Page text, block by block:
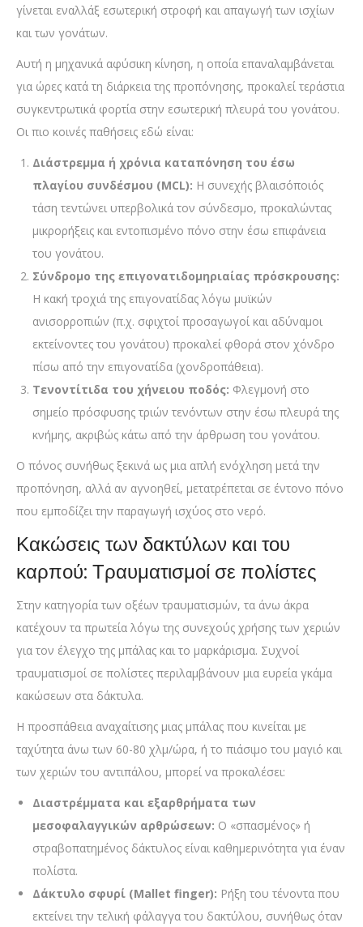
γίνεται εναλλάξ εσωτερική στροφή και απαγωγή των ισχίων
και των γονάτων.
Αυτή η μηχανικά αφύσικη κίνηση, η οποία επαναλαμβάνεται
για ώρες κατά τη διάρκεια της προπόνησης, προκαλεί τεράστια
συγκεντρωτικά φορτία στην εσωτερική πλευρά του γονάτου.
Οι πιο κοινές παθήσεις εδώ είναι:
Διάστρεμμα ή χρόνια καταπόνηση του έσω
πλαγίου συνδέσμου (MCL): Η συνεχής βλαισόποιός
τάση τεντώνει υπερβολικά τον σύνδεσμο, προκαλώντας
μικρορήξεις και εντοπισμένο πόνο στην έσω επιφάνεια
του γονάτου.
Σύνδρομο της επιγονατιδομηριαίας πρόσκρουσης:
Η κακή τροχιά της επιγονατίδας λόγω μυϊκών
ανισορροπιών (π.χ. σφιχτοί προσαγωγοί και αδύναμοι
εκτείνοντες του γονάτου) προκαλεί φθορά στον χόνδρο
πίσω από την επιγονατίδα (χονδροπάθεια).
Τενοντίτιδα του χήνειου ποδός: Φλεγμονή στο
σημείο πρόσφυσης τριών τενόντων στην έσω πλευρά της
κνήμης, ακριβώς κάτω από την άρθρωση του γονάτου.
Ο πόνος συνήθως ξεκινά ως μια απλή ενόχληση μετά την
προπόνηση, αλλά αν αγνοηθεί, μετατρέπεται σε έντονο πόνο
που εμποδίζει την παραγωγή ισχύος στο νερό.
Κακώσεις των δακτύλων και του
καρπού: Τραυματισμοί σε πολίστες
Στην κατηγορία των οξέων τραυματισμών, τα άνω άκρα
κατέχουν τα πρωτεία λόγω της συνεχούς χρήσης των χεριών
για τον έλεγχο της μπάλας και το μαρκάρισμα. Συχνοί
τραυματισμοί σε πολίστες περιλαμβάνουν μια ευρεία γκάμα
κακώσεων στα δάκτυλα.
Η προσπάθεια αναχαίτισης μιας μπάλας που κινείται με
ταχύτητα άνω των 60-80 χλμ/ώρα, ή το πιάσιμο του μαγιό και
των χεριών του αντιπάλου, μπορεί να προκαλέσει:
Διαστρέμματα και εξαρθρήματα των
μεσοφαλαγγικών αρθρώσεων: Ο «σπασμένος» ή
στραβοπατημένος δάκτυλος είναι καθημερινότητα για έναν
πολίστα.
Δάκτυλο σφυρί (Mallet finger): Ρήξη του τένοντα που
εκτείνει την τελική φάλαγγα του δακτύλου, συνήθως όταν